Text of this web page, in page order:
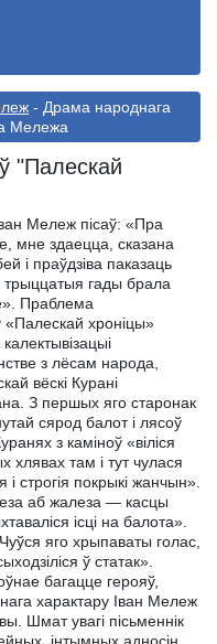
- Драма народнага
Мележа
"Палескай
Мележ пісаў: «Пра
мне здаецца, сказана
і праўдзіва паказаць
трыццатыя гады брала
Праблема
«Палескай хроніцы»
з лёсам народа,
вёскі Курані
З першых яго старонак
сярод балот і лясоў
з каміноў «віліся
хлявах там і тут чулася
строгія покрыкі жанчын».
аб жалеза — касцы
ісці на балота».
яго хрыпаваты голас,
ў статак».
багацце герояў,
характару Іван Мележ
Шмат увагі пісьменнік
інтымных адносін